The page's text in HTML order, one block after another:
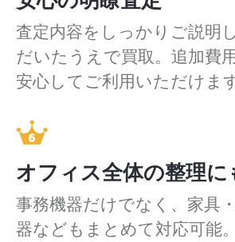
査定内容をしっかりご説明
だいたうえで買取。追加費
安心してご利用いただけます
オフィス全体の整理に
事務機器だけでなく、家具
器などもまとめて対応可能